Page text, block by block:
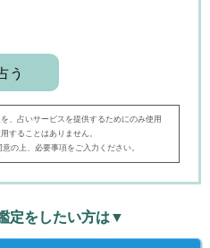
、占いサービスを提供するためにのみ使用
することはありません。
意の上、必要事項をご入力ください。
定をしたい方は▼